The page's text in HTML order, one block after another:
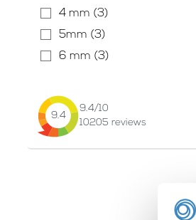
4 mm (3)
5mm (3)
6 mm (3)
9.4
9.4/10
10205 reviews